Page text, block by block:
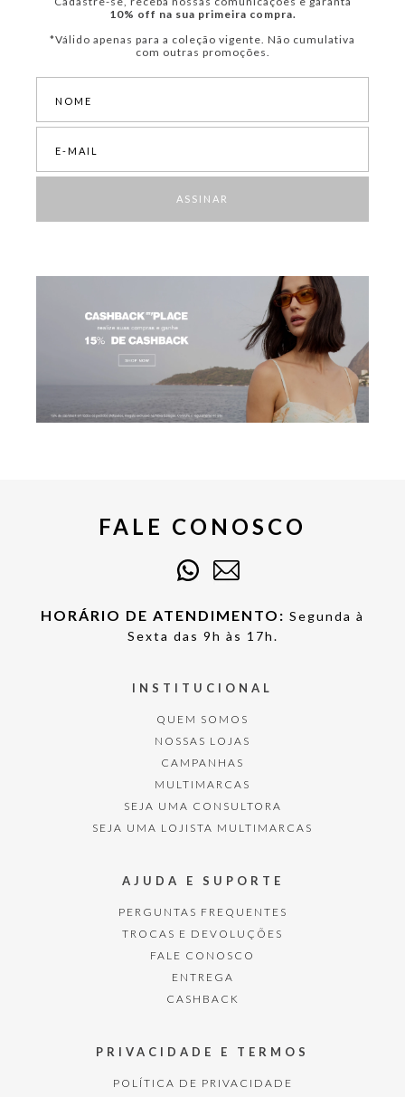
10% off na sua primeira compra.
*Válido apenas para a coleção vigente. Não cumulativa
com outras promoções.
ASSINAR
FALE CONOSCO
HORÁRIO DE ATENDIMENTO: Segunda à
Sexta das 9h às 17h.
INSTITUCIONAL
QUEM SOMOS
NOSSAS LOJAS
CAMPANHAS
MULTIMARCAS
SEJA UMA CONSULTORA
SEJA UMA LOJISTA MULTIMARCAS
AJUDA E SUPORTE
PERGUNTAS FREQUENTES
TROCAS E DEVOLUÇÕES
FALE CONOSCO
ENTREGA
CASHBACK
PRIVACIDADE E TERMOS
POLÍTICA DE PRIVACIDADE